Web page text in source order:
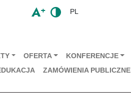
PL
OFERTA KONFERENCJE
ZAMÓWIENIA PUBLICZNE